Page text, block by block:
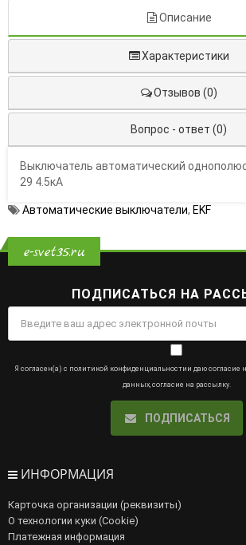
Описание
Характеристики
Отзывов (0)
Вопрос - ответ (0)
Выключатель автоматический
29 4.5кА
Автоматические выключатели, EKF
e-svet35.ru
ПОДПИСАТЬСЯ НА
Я согласен(а) с политикой конфиденциальности и даю согласие
данных, согласие на рассылку.
ПОДПИСАТЬСЯ
ИНФОРМАЦИЯ
Карточка организации (реквизиты)
О технологии куки (Cookie)
Платежная информация